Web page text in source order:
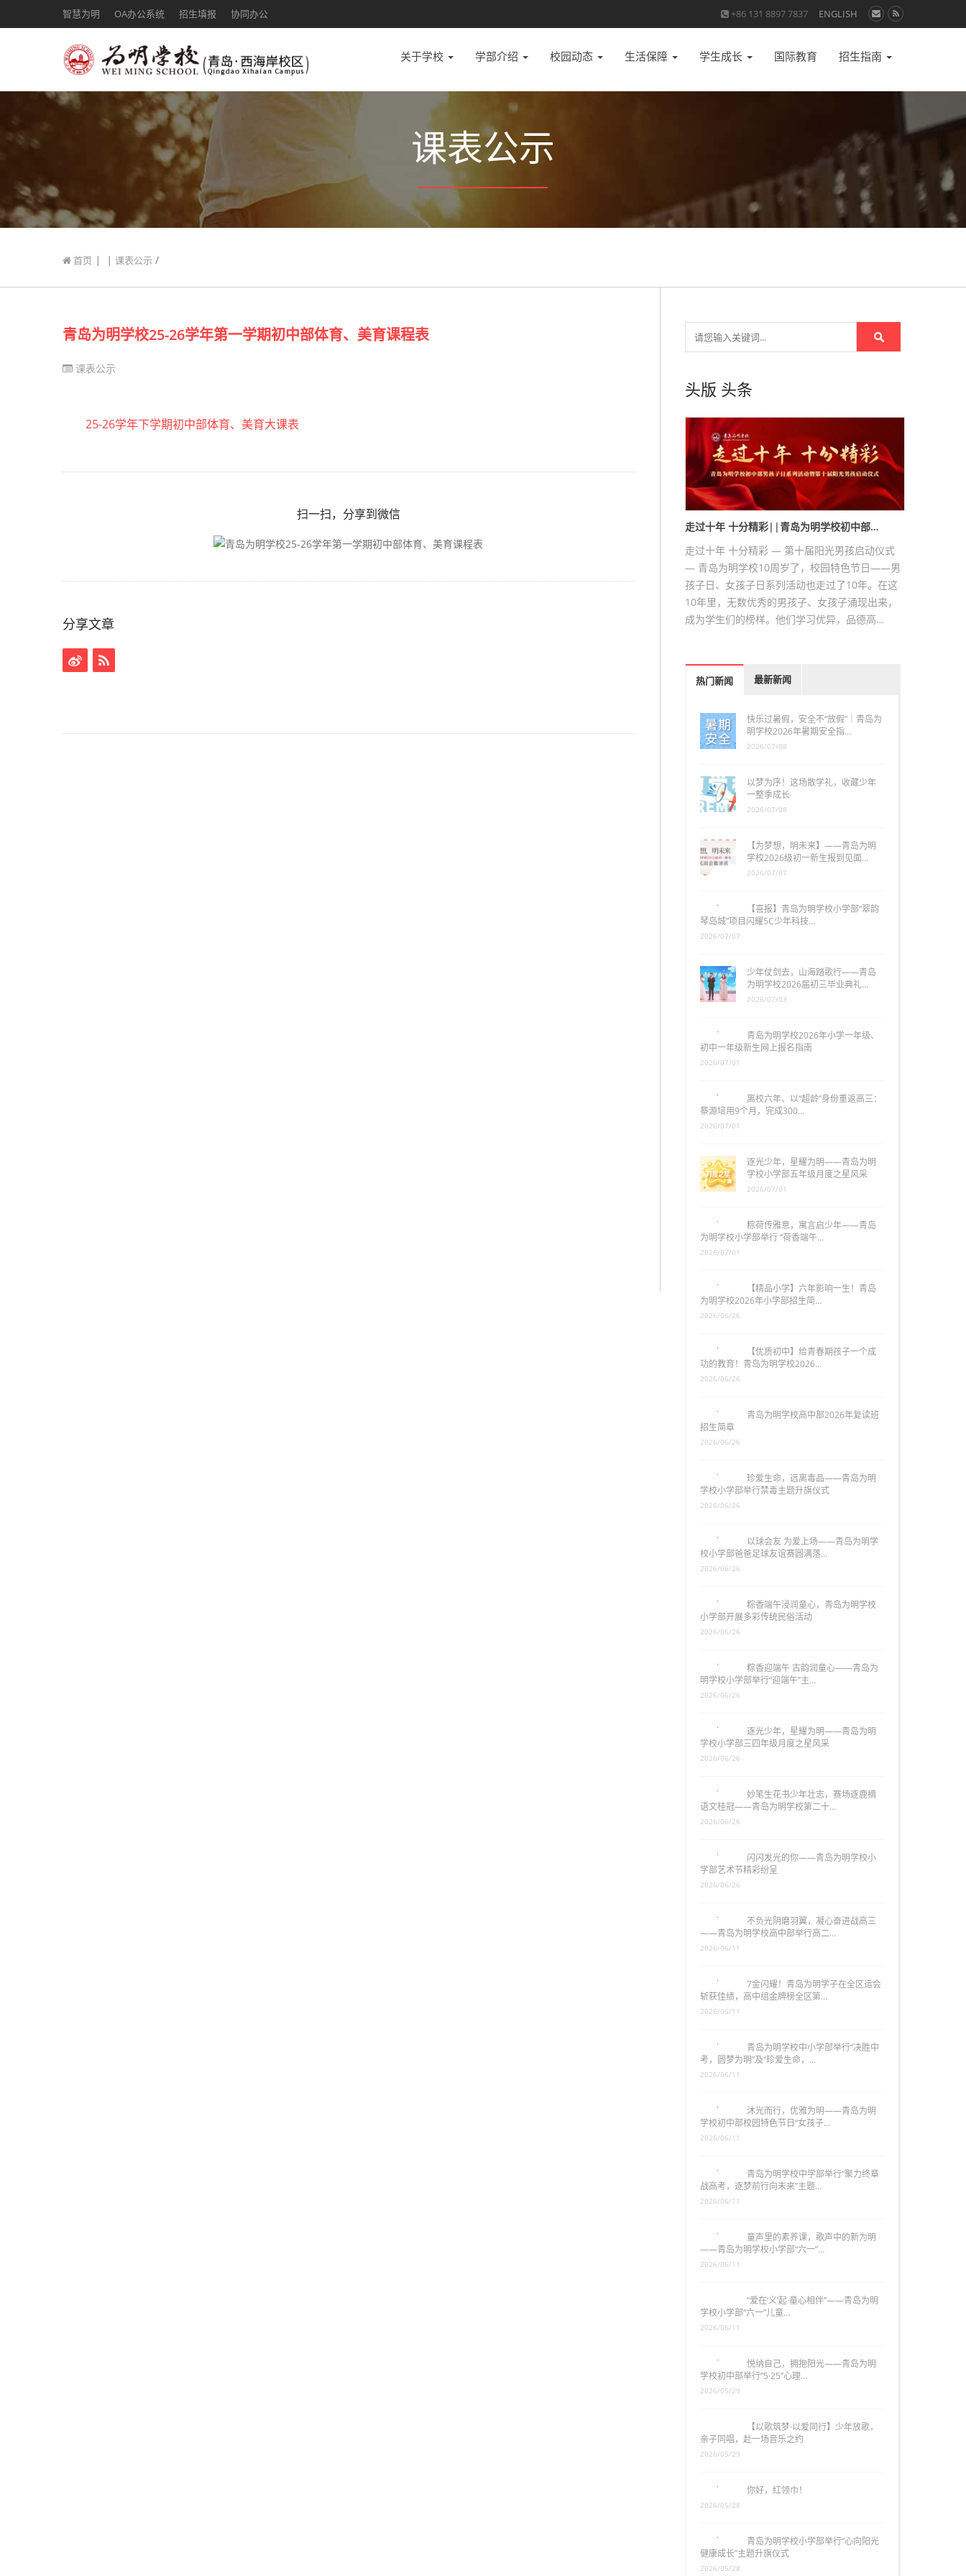
智慧为明 OA办公系统 招生填报 协同办公 +86 131 8897 7837 ENGLISH
关于学校 学部介绍 校园动态 生活保障 学生成长 国际教育 招生指南
课表公示
首页 | | 课表公示 /
青岛为明学校25-26学年第一学期初中部体育、美育课程表
课表公示
25-26学年下学期初中部体育、美育大课表
扫一扫，分享到微信
分享文章
头版 头条
走过十年 十分精彩||青岛为明学校初中部…
走过十年 十分精彩 — 第十届阳光男孩启动仪式
— 青岛为明学校10周岁了，校园特色节日——男
孩子日、女孩子日系列活动也走过了10年。在这
10年里，无数优秀的男孩子、女孩子涌现出来，
成为学生们的榜样。他们学习优异，品德高…
热门新闻 最新新闻
快乐过暑假，安全不“放假”｜青岛为
明学校2026年暑期安全指…
2026/07/08
以梦为序！这场散学礼，收藏少年
一整季成长
2026/07/08
【为梦想，明未来】——青岛为明
学校2026级初一新生报到见面…
2026/07/07
【喜报】青岛为明学校小学部“翠韵
琴岛城”项目闪耀5C少年科技…
2026/07/07
少年仗剑去，山海踏歌行——青岛
为明学校2026届初三毕业典礼…
2026/07/03
青岛为明学校2026年小学一年级、
初中一年级新生网上报名指南
2026/07/01
离校六年、以“超龄”身份重返高三：
蔡源培用9个月，完成300…
2026/07/01
逐光少年，星耀为明——青岛为明
学校小学部五年级月度之星风采
2026/07/01
粽荷传雅意，寓言启少年——青岛
为明学校小学部举行 “荷香端午…
2026/07/01
【精品小学】六年影响一生！青岛
为明学校2026年小学部招生简…
2026/06/26
【优质初中】给青春期孩子一个成
功的教育！青岛为明学校2026…
2026/06/26
青岛为明学校高中部2026年复读班
招生简章
2026/06/26
珍爱生命，远离毒品——青岛为明
学校小学部举行禁毒主题升旗仪式
2026/06/26
以球会友 为爱上场——青岛为明学
校小学部爸爸足球友谊赛圆满落…
2026/06/26
粽香端午浸润童心，青岛为明学校
小学部开展多彩传统民俗活动
2026/06/26
粽香迎端午 古韵润童心——青岛为
明学校小学部举行“迎端午”主…
2026/06/26
逐光少年，星耀为明——青岛为明
学校小学部三四年级月度之星风采
2026/06/26
妙笔生花书少年壮志，赛场逐鹿摘
语文桂冠——青岛为明学校第二十…
2026/06/26
闪闪发光的你——青岛为明学校小
学部艺术节精彩纷呈
2026/06/26
不负光阴磨羽翼，凝心奋进战高三
——青岛为明学校高中部举行高二…
2026/06/11
7金闪耀！青岛为明学子在全区运会
斩获佳绩，高中组金牌榜全区第…
2026/06/11
青岛为明学校中小学部举行“决胜中
考，圆梦为明”及“珍爱生命，…
2026/06/11
沐光而行，优雅为明——青岛为明
学校初中部校园特色节日“女孩子…
2026/06/11
青岛为明学校中学部举行“聚力终章
战高考，逐梦前行向未来”主题…
2026/06/11
童声里的素养课，歌声中的新为明
——青岛为明学校小学部“六一”…
2026/06/11
“爱在‘义’起·童心相伴”——青岛为明
学校小学部“六一”儿童…
2026/06/11
悦纳自己，拥抱阳光——青岛为明
学校初中部举行“5·25”心理…
2026/05/29
【以歌筑梦·以爱同行】少年放歌，
亲子同唱，赴一场音乐之约
2026/05/29
你好，红领巾！
2026/05/28
青岛为明学校小学部举行“心向阳光
健康成长”主题升旗仪式
2026/05/28